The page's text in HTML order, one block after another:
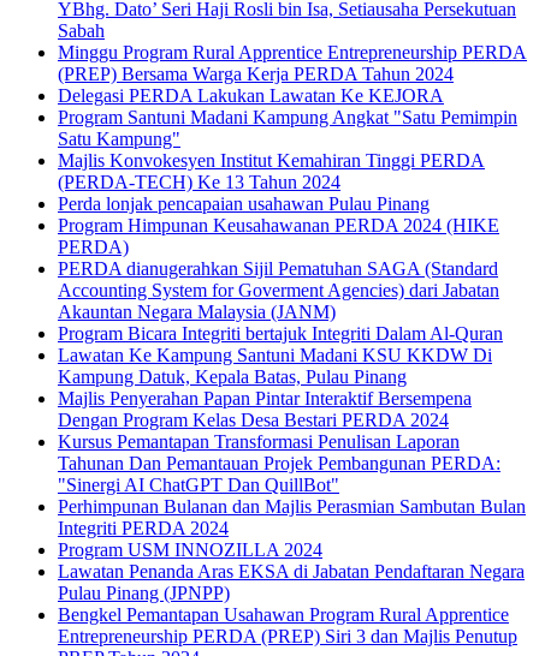
YBhg. Dato’ Seri Haji Rosli bin Isa, Setiausaha Persekutuan
Sabah
Minggu Program Rural Apprentice Entrepreneurship PERDA
(PREP) Bersama Warga Kerja PERDA Tahun 2024
Delegasi PERDA Lakukan Lawatan Ke KEJORA
Program Santuni Madani Kampung Angkat "Satu Pemimpin
Satu Kampung"
Majlis Konvokesyen Institut Kemahiran Tinggi PERDA
(PERDA-TECH) Ke 13 Tahun 2024
Perda lonjak pencapaian usahawan Pulau Pinang
Program Himpunan Keusahawanan PERDA 2024 (HIKE
PERDA)
PERDA dianugerahkan Sijil Pematuhan SAGA (Standard
Accounting System for Goverment Agencies) dari Jabatan
Akauntan Negara Malaysia (JANM)
Program Bicara Integriti bertajuk Integriti Dalam Al-Quran
Lawatan Ke Kampung Santuni Madani KSU KKDW Di
Kampung Datuk, Kepala Batas, Pulau Pinang
Majlis Penyerahan Papan Pintar Interaktif Bersempena
Dengan Program Kelas Desa Bestari PERDA 2024
Kursus Pemantapan Transformasi Penulisan Laporan
Tahunan Dan Pemantauan Projek Pembangunan PERDA:
"Sinergi AI ChatGPT Dan QuillBot"
Perhimpunan Bulanan dan Majlis Perasmian Sambutan Bulan
Integriti PERDA 2024
Program USM INNOZILLA 2024
Lawatan Penanda Aras EKSA di Jabatan Pendaftaran Negara
Pulau Pinang (JPNPP)
Bengkel Pemantapan Usahawan Program Rural Apprentice
Entrepreneurship PERDA (PREP) Siri 3 dan Majlis Penutup